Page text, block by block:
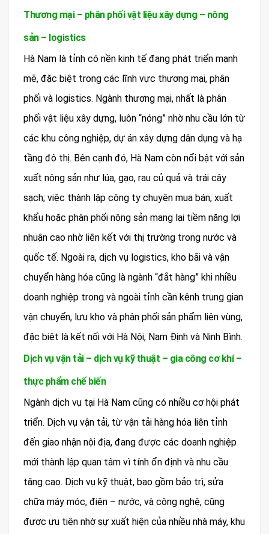
Thương mại – phân phối vật liệu xây dựng – nông
sản – logistics
Hà Nam là tỉnh có nền kinh tế đang phát triển mạnh
mẽ, đặc biệt trong các lĩnh vực thương mại, phân
phối và logistics. Ngành thương mại, nhất là phân
phối vật liệu xây dựng, luôn “nóng” nhờ nhu cầu lớn từ
các khu công nghiệp, dự án xây dựng dân dụng và hạ
tầng đô thị. Bên cạnh đó, Hà Nam còn nổi bật với sản
xuất nông sản như lúa, gạo, rau củ quả và trái cây
sạch; việc thành lập công ty chuyên mua bán, xuất
khẩu hoặc phân phối nông sản mang lại tiềm năng lợi
nhuận cao nhờ liên kết với thị trường trong nước và
quốc tế. Ngoài ra, dịch vụ logistics, kho bãi và vận
chuyển hàng hóa cũng là ngành “đắt hàng” khi nhiều
doanh nghiệp trong và ngoài tỉnh cần kênh trung gian
vận chuyển, lưu kho và phân phối sản phẩm liên vùng,
đặc biệt là kết nối với Hà Nội, Nam Định và Ninh Bình.
Dịch vụ vận tải – dịch vụ kỹ thuật – gia công cơ khí –
thực phẩm chế biến
Ngành dịch vụ tại Hà Nam cũng có nhiều cơ hội phát
triển. Dịch vụ vận tải, từ vận tải hàng hóa liên tỉnh
đến giao nhận nội địa, đang được các doanh nghiệp
mới thành lập quan tâm vì tính ổn định và nhu cầu
tăng cao. Dịch vụ kỹ thuật, bao gồm bảo trì, sửa
chữa máy móc, điện – nước, và công nghệ, cũng
được ưu tiên nhờ sự xuất hiện của nhiều nhà máy, khu